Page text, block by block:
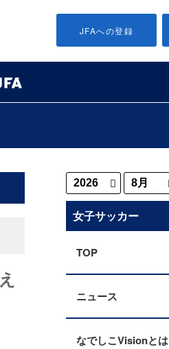
JFAへの登録
女子サッカー
TOP
ニュース
なでしこVisionとは